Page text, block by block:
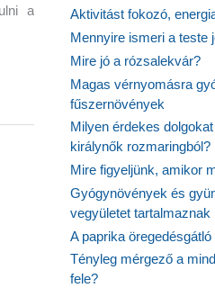
a
Aktivitást fokozó,
Mennyire ismeri a teste
Mire jó a rózsalekvár?
Magas vérnyomásra
fűszernövények
Milyen érdekes
királynők rozmaringból?
Mire figyeljünk, amikor
Gyógynövények és
vegyületet tartalmaznak
A paprika
Tényleg mérgező a
fele?